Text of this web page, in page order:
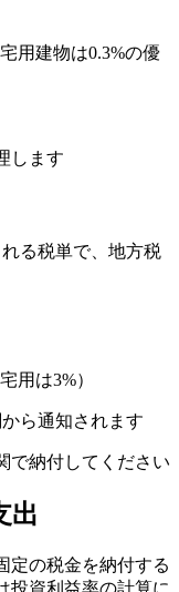
用建物は0.3%の優
します
る税単で、地方税
用は3%）
ら通知されます
で納付してください
出
定の税金を納付する
投資利益率の計算に